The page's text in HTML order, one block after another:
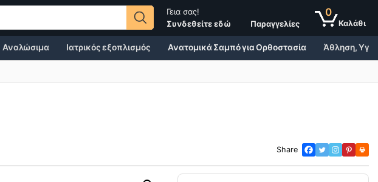
Γεια σας!
Συνδεθείτε εδώ
Παραγγελίες
0
Αναλώσιμα Ιατρικός εξοπλισμός Ανατομικά Σαμπό για Ορθοστασία Άθληση,
Share